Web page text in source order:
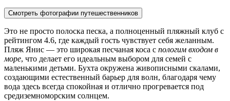
Смотреть фотографии путешественников
Это не просто полоска песка, а полноценный пляжный клуб с
рейтингом 4.6, где каждый гость чувствует себя желанным.
Пляж Янис — это широкая песчаная коса с пологим входом в
море, что делает его идеальным выбором для семей с
маленькими детьми. Бухта окружена живописными скалами,
создающими естественный барьер для волн, благодаря чему
вода здесь всегда спокойная и отлично прогревается под
средиземноморским солнцем.